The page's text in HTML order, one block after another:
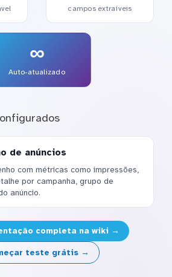
campos extraíveis
∞
Auto-atualizado
de anúncios
com métricas como impressões,
por campanha, grupo de
anúncio.
completa na wiki →
teste grátis →